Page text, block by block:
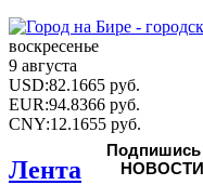
воскресенье
9 августа
USD:82.1665 руб.
EUR:94.8366 руб.
CNY:12.1655 руб.
Подпишись
Лента